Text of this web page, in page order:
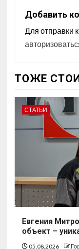
Добавить
Для отправки
ТОЖЕ
СТАТЬИ
Евгения
объект –
05.08.2026